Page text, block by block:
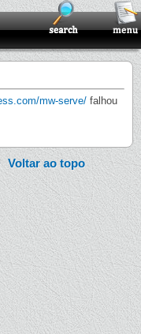
mw-serve/ falhou
Voltar ao topo